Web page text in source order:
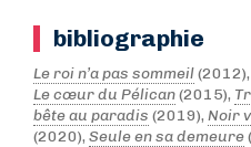
bibliographie
Le roi n’a pas sommeil(2012),
Le cœur du Pélican(2015),
bête au paradis (2019), Noir
(2020), Seule en sa demeure